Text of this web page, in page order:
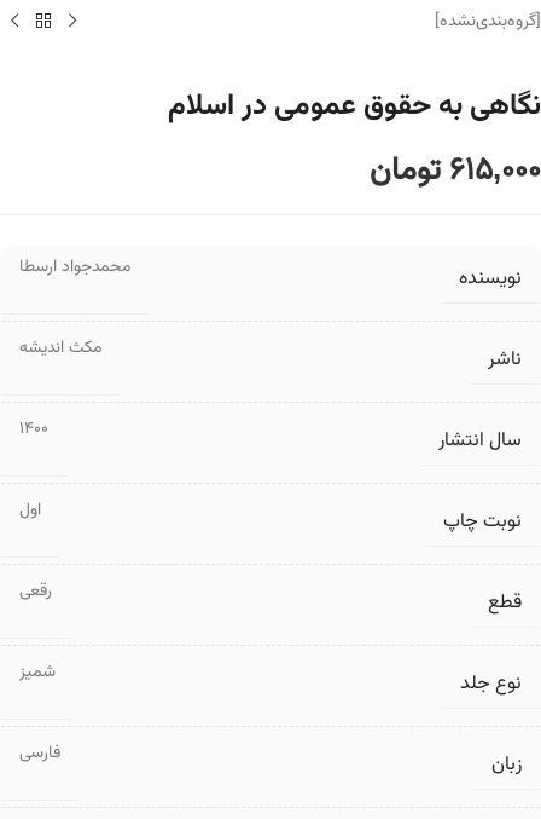
[گروه‌بندی‌نشده]
نگاهی به حقوق عمومی در اسلام
615,000تومان
نویسنده محمدجواد ارسطا
ناشر مکث اندیشه
سال انتشار 1400
نوبت چاپ اول
قطع رقعی
نوع جلد شمیز
زبان فارسی